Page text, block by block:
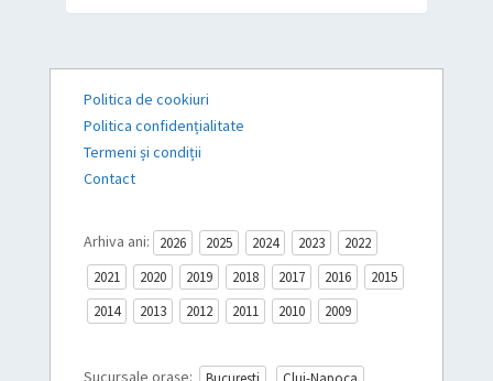
Politica de cookiuri
Politica confidențialitate
Termeni și condiții
Contact
Arhiva ani: 2026 2025 2024 2023
2022
2021
2020 2019 2018 2017 2016
2015
2014
2013 2012 2011 2010 2009
Sucursale orașe: